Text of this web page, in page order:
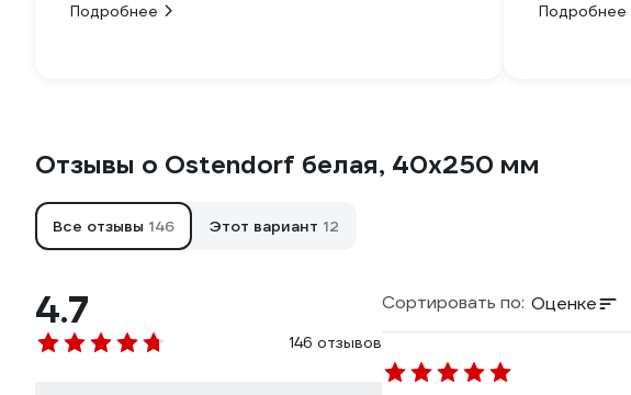
Подробнее
Подробнее
Отзывы о Ostendorf белая, 40x250 мм
Все отзывы 146 Этот вариант 12
4.7
146 отзывов
Сортировать по: Оценке